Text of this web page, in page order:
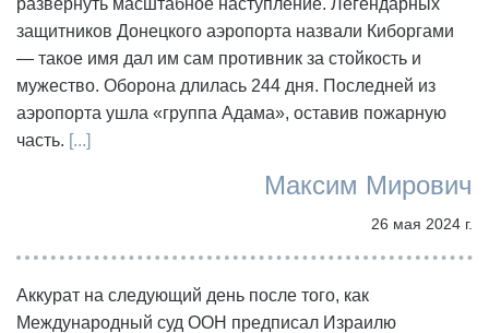
защитников Донецкого аэропорта назвали Киборгами
— такое имя дал им сам противник за стойкость и
мужество. Оборона длилась 244 дня. Последней из
аэропорта ушла «группа Адама», оставив пожарную
часть. [...]
Максим Мирович
26 мая 2024 г.
Аккурат на следующий день после того, как
Международный суд ООН предписал Израилю